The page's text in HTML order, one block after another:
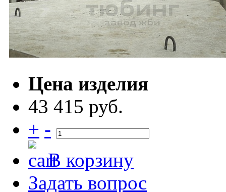
Цена изделия
43 415 руб.
+ -
В корзину
Задать вопрос